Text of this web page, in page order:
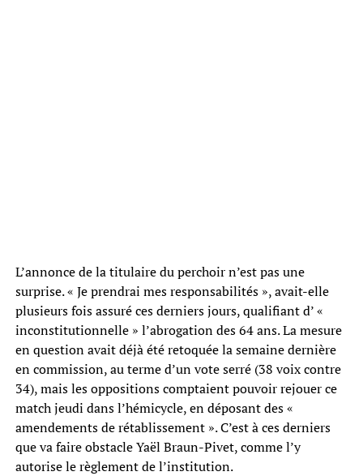
L’annonce de la titulaire du perchoir n’est pas une
surprise. « Je prendrai mes responsabilités », avait-elle
plusieurs fois assuré ces derniers jours, qualifiant d’ «
inconstitutionnelle » l’abrogation des 64 ans. La mesure
en question avait déjà été retoquée la semaine dernière
en commission, au terme d’un vote serré (38 voix contre
34), mais les oppositions comptaient pouvoir rejouer ce
match jeudi dans l’hémicycle, en déposant des «
amendements de rétablissement ». C’est à ces derniers
que va faire obstacle Yaël Braun-Pivet, comme l’y
autorise le règlement de l’institution.